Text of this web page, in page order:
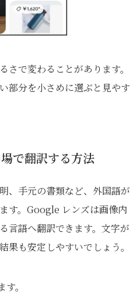
で変わることがあります。
部分を小さめに選ぶと見やす
で翻訳する方法
、手元の書類など、外国語が
す。Google レンズは画像内
言語へ翻訳できます。文字が
果も安定しやすいでしょう。
。